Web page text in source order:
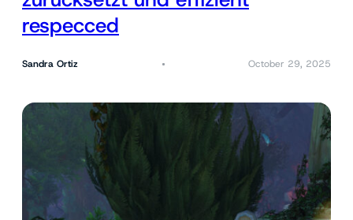
respecced
Sandra Ortiz October 29, 2025